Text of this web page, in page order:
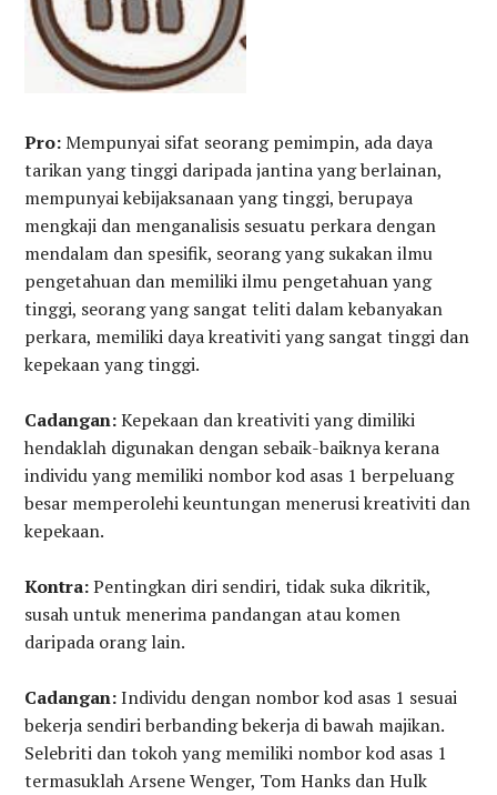
Pro:Mempunyai sifat seorang pemimpin, ada daya
tarikan yang tinggi daripada jantina yang berlainan,
mempunyai kebijaksanaan yang tinggi, berupaya
mengkaji dan menganalisis sesuatu perkara dengan
mendalam dan spesifik, seorang yang sukakan ilmu
pengetahuan dan memiliki ilmu pengetahuan yang
tinggi, seorang yang sangat teliti dalam kebanyakan
perkara, memiliki daya kreativiti yang sangat tinggi dan
kepekaan yang tinggi.
Cadangan:Kepekaan dan kreativiti yang dimiliki
hendaklah digunakan dengan sebaik-baiknya kerana
individu yang memiliki nombor kod asas 1 berpeluang
besar memperolehi keuntungan menerusi kreativiti dan
kepekaan.
Kontra:Pentingkan diri sendiri, tidak suka dikritik,
susah untuk menerima pandangan atau komen
daripada orang lain.
Cadangan:Individu dengan nombor kod asas 1 sesuai
bekerja sendiri berbanding bekerja di bawah majikan.
Selebriti dan tokoh yang memiliki nombor kod asas 1
termasuklah Arsene Wenger, Tom Hanks dan Hulk